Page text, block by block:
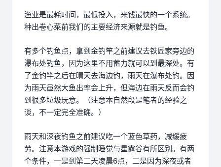
渔业是最耗时间，最低投入，来钱最快的一个系统。
种出卷心菜前我们的主要经济来源就是钓鱼。
有多个钓鱼点，拿到金钓竿之前建议去铁匠家旁边的
瀑布处钓鱼，因为这里不用蓄力就可以到最深处。有
了金钓竿之后在晴天去海边钓，雨天在瀑布处钓。因
为雨天虽然大鱼出率会上升，但海边在雨天反而会钓
到很多垃圾玩意。（注意本自然段是笔者的经验之
谈，不一定完全准确。）
雨天和深夜钓鱼之前建议吃一个蓝色草药，减缓疲
劳。注意本游戏的强制睡觉与星露谷有所区别。有两
个条件，一是到第二天凌晨6点，二是因为深夜或者